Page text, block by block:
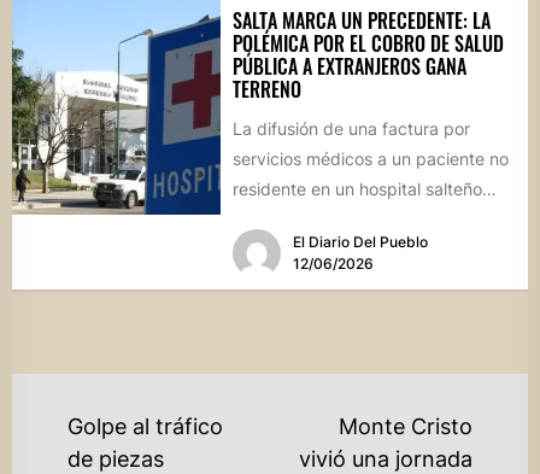
SALTA MARCA UN PRECEDENTE: LA
POLÉMICA POR EL COBRO DE SALUD
PÚBLICA A EXTRANJEROS GANA
TERRENO
La difusión de una factura por
servicios médicos a un paciente no
residente en un hospital salteño
El Diario Del Pueblo
12/06/2026
NAVEGACIÓN
Golpe al tráfico
de piezas
Monte Cristo
vivió una jornada